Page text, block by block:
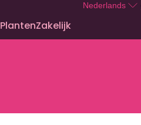
Nederlands
PlantenZakelijk